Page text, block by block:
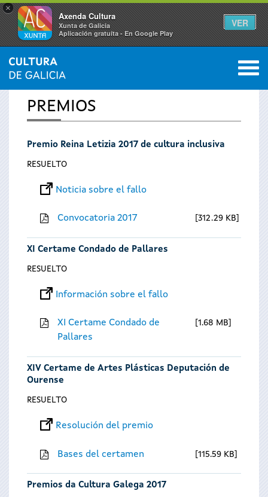
×
Axenda Cultura
Xunta de Galicia
Aplicación gratuíta - En Google Play
VER
Se
encuentra
usted
INICIO 0
PREMIOS
Premio Reina Letizia 2017 de cultura inclusiva
RESUELTO
Noticia sobre el fallo
Convocatoria 2017 312.29 KB
XI Certame Condado de Pallares
RESUELTO
Información sobre el fallo
XI Certame Condado de
Pallares
1.68 MB
XIV Certame de Artes Plásticas Deputación de
Ourense
RESUELTO
Resolución del premio
Bases del certamen 115.59 KB
Premios da Cultura Galega 2017